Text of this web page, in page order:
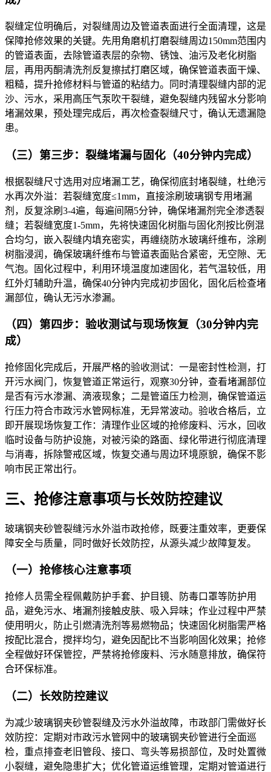
裂缝定位明确后，对裂缝周边及管道表面进行全面清理，这是
保障抢修效果的关键。先用角磨机打磨裂缝周边150mm范围内
的管道表面，去除管道表层的杂物、锈蚀、油污及老化树脂
层，再用丙酮清洗剂反复擦拭打磨区域，确保管道表面干燥、
粗糙，提升抢修材料与管道的粘结力。同时清理裂缝内部的泥
沙、污水，采用高压气泵吹干裂缝，避免裂缝内残留水分影响
堵漏效果，预处理完成后，再次检查裂缝尺寸，确认无遗漏隐
患。
（三）第三步：裂缝堵漏与固化（40分钟内完成）
根据裂缝尺寸选用对应堵漏工艺，确保彻底封堵裂缝，杜绝污
水再次外溢：若裂缝宽度≤1mm，直接涂刷玻璃钢专用堵漏
剂，反复涂刷3-4遍，每遍间隔5分钟，确保堵漏剂完全渗透裂
缝；若裂缝宽度1-5mm，先将快速固化树脂与固化剂按比例混
合均匀，嵌入裂缝内填充密实，再缠绕防水玻璃纤维布，涂刷
树脂浸润，确保玻璃纤维布与管道表面贴合紧密，无空隙、无
气泡。固化过程中，利用环境温度加速固化，若气温较低，用
红外灯辅助升温，确保40分钟内完成初步固化，固化后检查堵
漏部位，确认无污水渗漏。
（四）第四步：验收测试与现场恢复（30分钟内完
成）
抢修固化完成后，开展严格的验收测试：一是密封性检测，打
开污水阀门，恢复管道正常运行，观察30分钟，查看堵漏部位
是否有污水渗漏、滴液现象；二是管道压力检测，确保管道运
行压力符合市政污水管网标准，无异常波动。验收合格后，立
即开展现场恢复工作：清理作业区域的抢修废料、污水，回收
临时设备与防护设施，对被污染的路面、绿化带进行彻底清理
与消毒，拆除警戒区域，恢复交通与周边环境原貌，确保不影
响市民正常出行。
三、抢修注意事项与长效防控建议
玻璃钢夹砂管裂缝污水外溢市政抢修，既要注重效率，更要保
障安全与质量，同时做好长效防控，从源头减少故障复发。
（一）抢修核心注意事项
抢修人员需全程佩戴防护手套、护目镜、防毒口罩等防护用
品，避免污水、堵漏剂接触皮肤、吸入异味；作业过程中严禁
使用明火，防止引燃清洗剂等易燃物品；快速固化树脂需严格
按配比混合，搅拌均匀，避免因配比不当影响固化效果；抢修
全程做好环保管控，严禁将抢修废料、污水随意排放，确保符
合环保标准。
（二）长效防控建议
为减少玻璃钢夹砂管裂缝及污水外溢故障，市政部门需做好长
效防控：定期对市政污水管网中的玻璃钢夹砂管进行全面巡
检，重点排查老旧管段、接口、弯头等易损部位，及时处置微
小裂缝，避免隐患扩大；优化管道运维管理，定期对管道进行